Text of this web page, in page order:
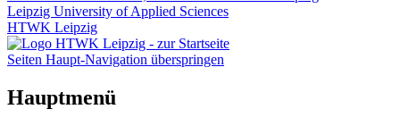
Leipzig University of Applied Sciences
HTWK Leipzig
Seiten Haupt-Navigation überspringen
Hauptmenü